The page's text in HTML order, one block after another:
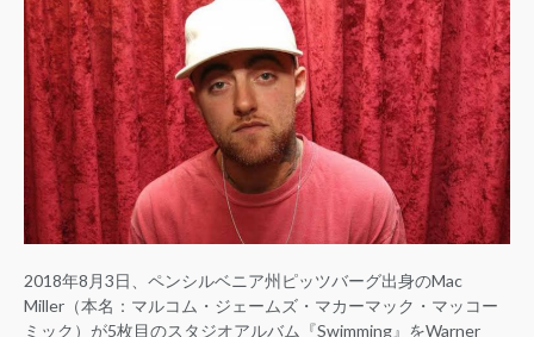
2018年8月3日、ペンシルベニア州ピッツバーグ出身のMac
Miller（本名：マルコム・ジェームズ・マカーマック・マッコー
ミック）が5枚目のスタジオアルバム『Swimming』をWarner